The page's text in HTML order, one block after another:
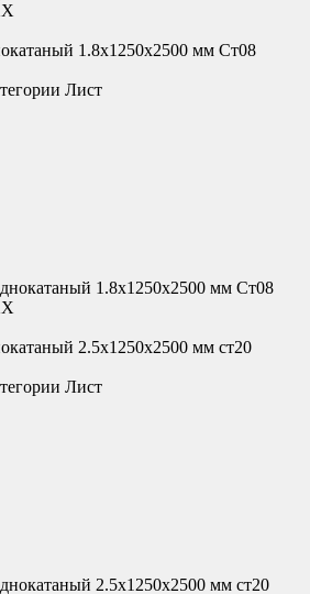
1.8х1250x2500 мм Ст08
Лист
2.5х1250x2500 мм ст20
Лист